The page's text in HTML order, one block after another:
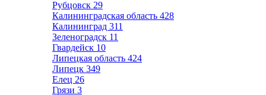
Рубцовск 29
Калининградская область 428
Калининград 311
Зеленоградск 11
Гвардейск 10
Липецкая область 424
Липецк 349
Елец 26
Грязи 3